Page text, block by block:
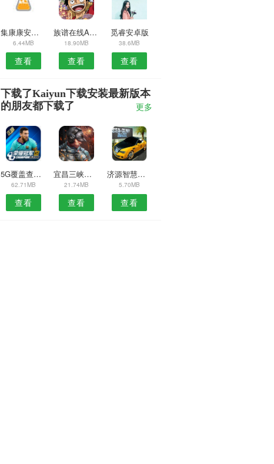
集康康安卓版
6.44MB
查看
族谱在线APP
18.90MB
查看
觅睿安卓版
38.6MB
查看
下载了Kaiyun下载安装最新版本
的朋友都下载了
更多
5G覆盖查询安卓版
62.71MB
查看
宜昌三峡手机台
21.74MB
查看
济源智慧人社安卓版
5.70MB
查看